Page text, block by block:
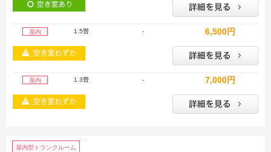
屋内 1.5畳 - 6,500円
屋内 1.3畳 - 7,000円
屋内型トランクルーム